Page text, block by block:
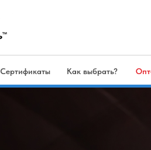
Сертификаты Как выбрать?